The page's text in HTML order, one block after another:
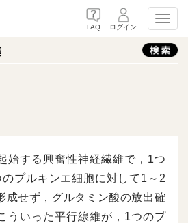
FAQ ログイン
始する興奮性神経繊維で，1つ
プルキンエ細胞に対して1～2
成せず，グルタミン酸の放出確
ういった平行線維が，1つのプ